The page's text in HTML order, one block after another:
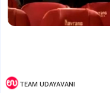
TEAM UDAYAVANI